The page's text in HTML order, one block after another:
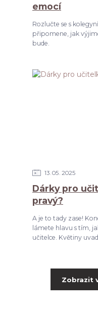
emocí
Rozlučte se s
připomene, jak
bude.
13 05 2025
Dárky pro
pravý?
A je to tady zase!
lámete hlavu s tím,
učitelce. Květiny
Zobrazit